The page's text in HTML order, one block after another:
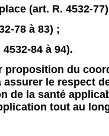
(art. R. 4532-
78 à 83) ;
84 à 94).
proposition du
le respect
de la santé
tout au